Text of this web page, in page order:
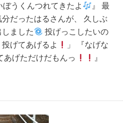
ぼうくんつれてきたよ
』 最
だったはるさんが、 久しぶ
ました
投げっこしたいの
げてあげるよ
」 『なげな
あげただけだもんっ
』